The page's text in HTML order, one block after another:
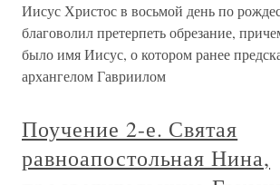
Иисус Христос в восьмой день по
благоволил претерпеть обрезание,
было имя Иисус, о котором ранее
архангелом Гавриилом
Поучение 2-е. Святая
равноапостольная Нина,